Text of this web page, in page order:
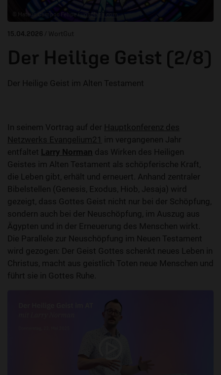
MITMACHEN
© Mateus Campos Felipe / unsplash.com
15.04.2026 / WortGut
Der Heilige Geist (2/8)
Der Heilige Geist im Alten Testament
In seinem Vortrag auf der Hauptkonferenz des
Netzwerks Evangelium21
im vergangenen Jahr
entfaltet Larry Norman das Wirken des Heiligen
Geistes im Alten Testament als schöpferische Kraft,
die Leben gibt, erhält und erneuert. Anhand zentraler
Bibelstellen (Genesis, Exodus, Hiob, Jesaja) wird
gezeigt, dass Gottes Geist nicht nur bei der Schöpfung,
sondern auch bei der Neuschöpfung, im Auszug aus
Ägypten und in der Erneuerung des Menschen wirkt.
Die Parallele zur Neuschöpfung im Neuen Testament
wird gezogen: Der Geist Gottes schenkt neues Leben in
Christus, macht aus geistlich Toten neue Menschen und
führt sie in Gottes Ruhe.